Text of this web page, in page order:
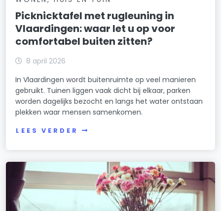
Picknicktafel met rugleuning in
Vlaardingen: waar let u op voor
comfortabel buiten zitten?
8 april 2026
In Vlaardingen wordt buitenruimte op veel manieren
gebruikt. Tuinen liggen vaak dicht bij elkaar, parken
worden dagelijks bezocht en langs het water ontstaan
plekken waar mensen samenkomen.
LEES VERDER